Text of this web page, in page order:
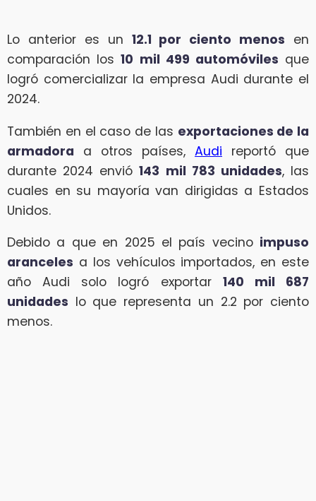
Lo anterior es un 12.1 por ciento menos en
comparación los10 mil 499 automóviles que
logró comercializar la empresa Audi durante el
2024.
También en el caso de las exportaciones de la
armadora a otros países, Audi reportó que
durante 2024 envió143 mil 783 unidades, las
cuales en su mayoría van dirigidas a Estados
Unidos.
Debido a que en 2025 el país vecino impuso
aranceles a los vehículos importados, en este
año Audi solo logró exportar 140 mil 687
unidades lo que representa un 2.2 por ciento
menos.